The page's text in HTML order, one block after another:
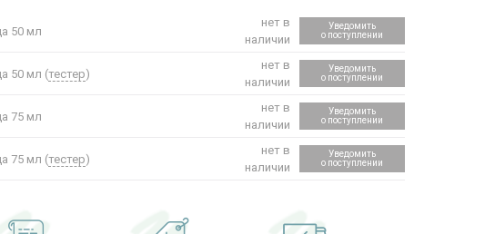
50 мл
нет в
наличии
Уведомить
о поступлении
50 мл (тестер)
нет в
наличии
Уведомить
о поступлении
75 мл
нет в
наличии
Уведомить
о поступлении
75 мл (тестер)
нет в
наличии
Уведомить
о поступлении